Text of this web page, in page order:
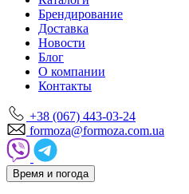
Брендирование
Доставка
Новости
Блог
О компании
Контакты
+38 (067) 443-03-24
formoza@formoza.com.ua
Время и погода